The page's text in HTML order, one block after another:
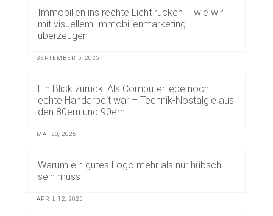
Immobilien ins rechte Licht rücken – wie wir
mit visuellem Immobilienmarketing
überzeugen
SEPTEMBER 5, 2025
Ein Blick zurück: Als Computerliebe noch
echte Handarbeit war – Technik-Nostalgie aus
den 80ern und 90ern
MAI 23, 2025
Warum ein gutes Logo mehr als nur hübsch
sein muss
APRIL 12, 2025